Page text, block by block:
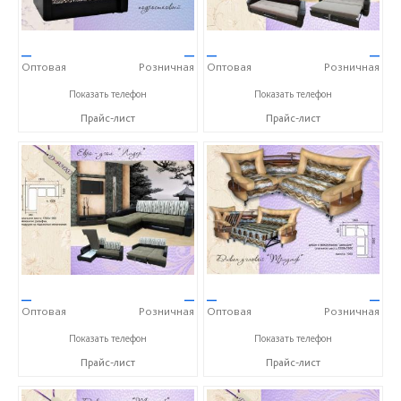
—
Оптовая
—
Розничная
+7 (8422) 22-90-20
Показать телефон
Прайс-лист
—
Оптовая
—
Розничная
+7 (8422) 22-90-20
Показать телефон
Прайс-лист
—
Оптовая
—
Розничная
+7 (8422) 22-90-20
Показать телефон
Прайс-лист
—
Оптовая
—
Розничная
+7 (8422) 22-90-20
Показать телефон
Прайс-лист